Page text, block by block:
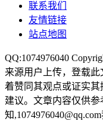
联系我们
友情链接
站点地图
QQ:1074976040
来源用户上传，登载
着赞同其观点或证实
建议。文章内容仅供
知